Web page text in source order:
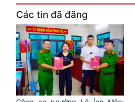
Các tin đã đăng